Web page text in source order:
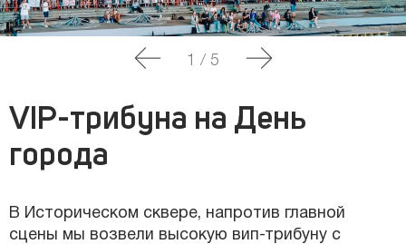
1 / 5
VIP-трибуна на День
города
В Историческом сквере, напротив главной
сцены мы возвели высокую вип-трибуну с